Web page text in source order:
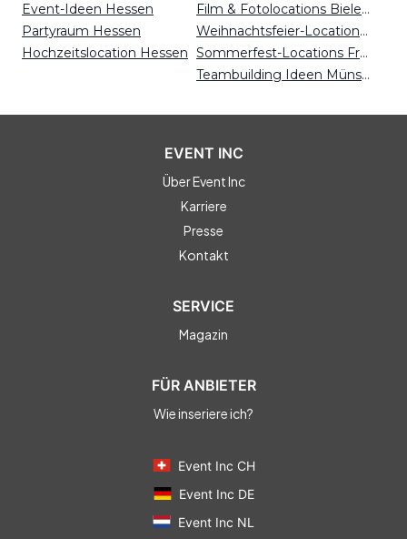
Event-Ideen Hessen
Partyraum Hessen
Hochzeitslocation Hessen
Film & Fotolocations Bielefeld
Weihnachtsfeier-Locations Dortmund
Sommerfest-Locations Freiburg
Teambuilding Ideen Münster
EVENT INC
Über Event Inc
Karriere
Presse
Kontakt
SERVICE
Magazin
FÜR ANBIETER
Wie inseriere ich?
Event Inc CH
Event Inc DE
Event Inc NL